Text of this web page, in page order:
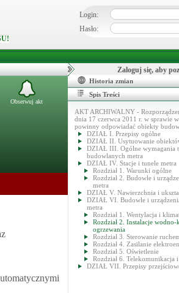
Login:
Hasło:
Obserwuj akt
Zaloguj się, aby
Historia zmian
Spis Treści
AKT ARCHIWALNY -
dnia 17 czerwca 2011 r. w sprawie
powinny odpowiadać obiekty
DZIAŁ I. Przepisy ogólne
DZIAŁ II. Usytuowanie
DZIAŁ III. Ogólne wymagania
budowlanych metra
DZIAŁ IV. Stacje i tunele metra
Rozdział 1. Warunki ogólne
Rozdział 2. Budowle i
metra
DZIAŁ V. Nawierzchnia i
DZIAŁ VI. Budowle i
metra
Rozdział 1. Wentylacja i
Rozdział 2. Instalacje
ogrzewania
Rozdział 3. Sterowanie
Rozdział 4. Zasilanie
Rozdział 5. Oświetlenie
Rozdział 6. Telekomunikacja
DZIAŁ VII. Przepisy